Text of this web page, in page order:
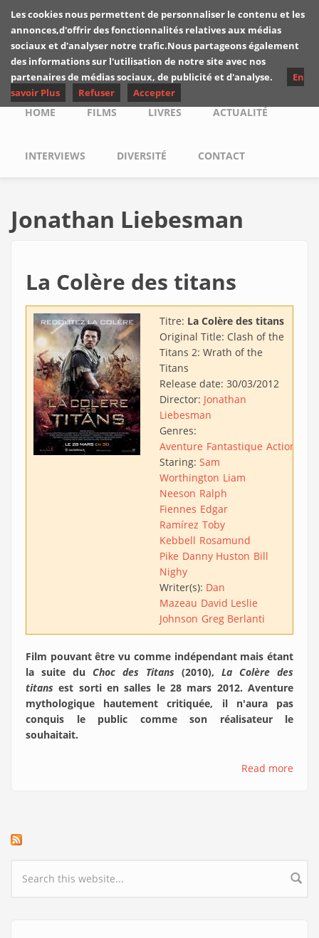
Skip to main content
Les critiques de
Yuyine
Main menu
HOME FILMS LIVRES ACTUALITÉ
INTERVIEWS DIVERSITÉ CONTACT
Jonathan Liebesman
La Colère des titans
Titre: La Colère des titans
Original Title: Clash of the
Titans 2: Wrath of the
Titans
Release date: 30/03/2012
Director: Jonathan
Liebesman
Genres:
Aventure Fantastique Action
Staring: Sam
Worthington Liam
Neeson Ralph
Fiennes Edgar
Ramírez Toby
Kebbell Rosamund
Pike Danny Huston Bill
Nighy
Writer(s): Dan
Mazeau David Leslie
Johnson Greg Berlanti
Film pouvant être vu comme indépendant mais étant
la suite du Choc des Titans (2010), La Colère des
titans est sorti en salles le 28 mars 2012. Aventure
mythologique hautement critiquée, il n'aura pas
conquis le public comme son réalisateur le
souhaitait.
Read more
Search form
Les cookies nous permettent de personnaliser le contenu et les
annonces,d'offrir des fonctionnalités relatives aux médias
sociaux et d'analyser notre trafic.Nous partageons également
des informations sur l'utilisation de notre site avec nos
partenaires de médias sociaux, de publicité et d'analyse.
En
savoir Plus
Refuser Accepter